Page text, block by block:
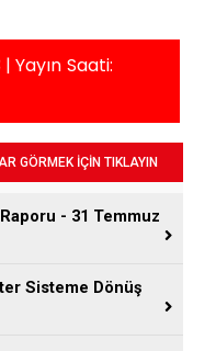
Yayın Saati:
GÖRMEK İÇİN TIKLAYIN
- 31 Temmuz
Sisteme Dönüş